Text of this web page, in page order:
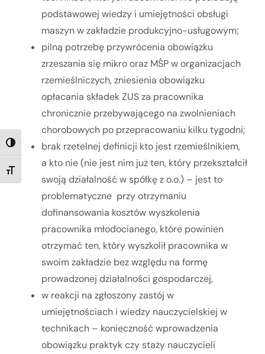
TOGGLE HIGH CONTRAST
TOGGLE FONT SIZE
podstawowej wiedzy i umiejętności obsługi
maszyn w zakładzie produkcyjno-usługowym;
pilną potrzebę przywrócenia obowiązku
zrzeszania się mikro oraz MŚP w organizacjach
rzemieślniczych, zniesienia obowiązku
opłacania składek ZUS za pracownika
chronicznie przebywającego na zwolnieniach
chorobowych po przepracowaniu kilku tygodni;
brak rzetelnej definicji kto jest rzemieślnikiem,
a kto nie (nie jest nim już ten, który przekształcił
swoją działalność w spółkę z o.o.) – jest to
problematyczne przy otrzymaniu
dofinansowania kosztów wyszkolenia
pracownika młodocianego, które powinien
otrzymać ten, który wyszkolił pracownika w
swoim zakładzie bez względu na formę
prowadzonej działalności gospodarczej,
w reakcji na zgłoszony zastój w
umiejętnościach i wiedzy nauczycielskiej w
technikach – konieczność wprowadzenia
obowiązku praktyk czy staży nauczycieli